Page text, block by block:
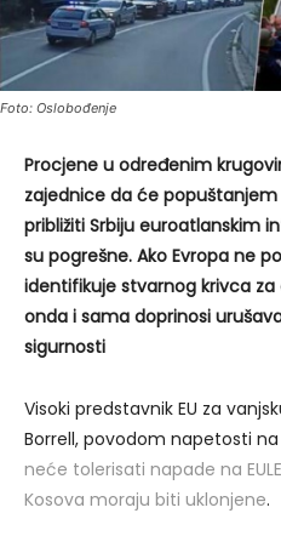
Foto: Oslobođenje
Procjene u određenim
zajednice da će
približiti Srbiju euroatlanskim
su pogrešne. Ako Evropa ne
identifikuje stvarnog krivca za
onda i sama doprinosi
sigurnosti
Visoki predstavnik EU za
Borrell, povodom napetosti na
neće tolerisati napade na
Kosova moraju biti uklonjene.